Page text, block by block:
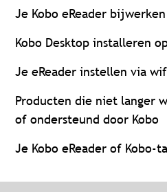
Je Kobo eReader bijwerken
Kobo Desktop installeren
Je eReader instellen via
Producten die niet langer
of ondersteund door Kobo
Je Kobo eReader of